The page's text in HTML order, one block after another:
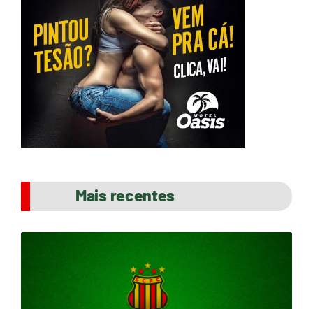
Mais recentes